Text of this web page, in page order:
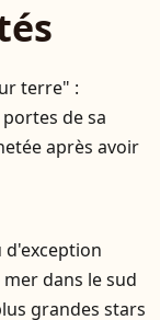
terre" :
de sa
après avoir
d'exception
dans le sud
grandes stars